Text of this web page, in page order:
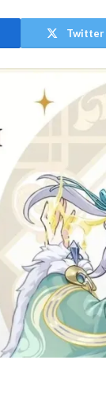
Twitter